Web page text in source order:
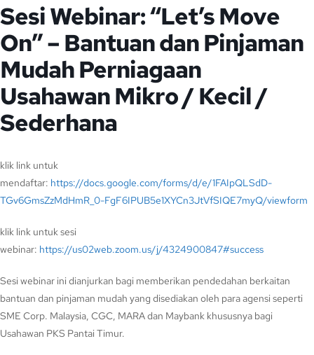
Sesi Webinar: “Let’s Move
On” – Bantuan dan Pinjaman
Mudah Perniagaan
Usahawan Mikro / Kecil /
Sederhana
klik link untuk
mendaftar: https://docs.google.com/forms/d/e/1FAIpQLSdD-
TGv6GmsZzMdHmR_0-FgF6IPUB5e1XYCn3JtVfSIQE7myQ/viewform
klik link untuk sesi
webinar: https://us02web.zoom.us/j/4324900847#success
Sesi webinar ini dianjurkan bagi memberikan pendedahan berkaitan
bantuan dan pinjaman mudah yang disediakan oleh para agensi seperti
SME Corp. Malaysia, CGC, MARA dan Maybank khususnya bagi
Usahawan PKS Pantai Timur.